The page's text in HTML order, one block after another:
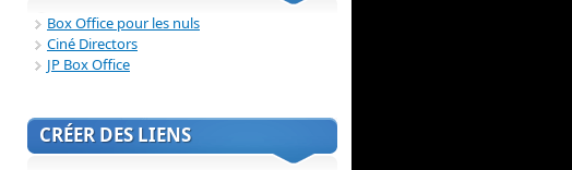
Box Office pour les nuls
Ciné Directors
JP Box Office
CRÉER DES LIENS